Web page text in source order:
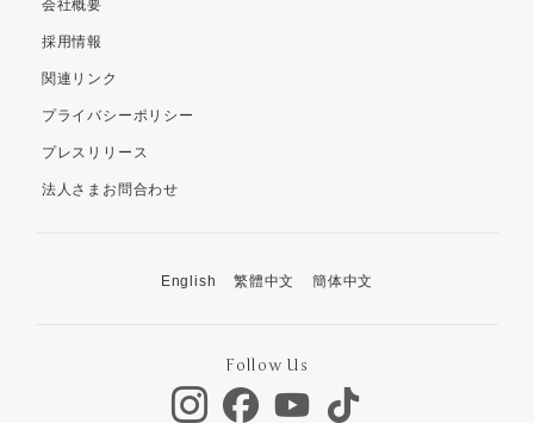
会社概要
採用情報
関連リンク
プライバシーポリシー
プレスリリース
法人さまお問合わせ
English 繁體中文 簡体中文
Follow Us